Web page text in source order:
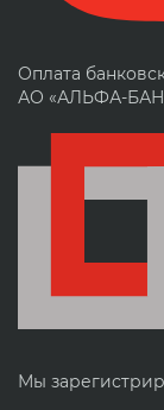
Оплата
АО «АЛЬФА-
Мы